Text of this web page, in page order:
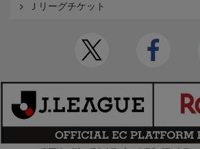
Ｊリーグチケット